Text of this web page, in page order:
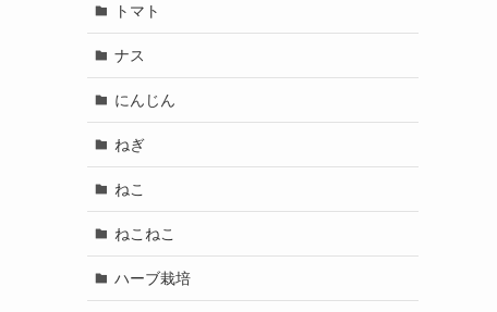
トマト
ナス
にんじん
ねぎ
ねこ
ねこねこ
ハーブ栽培